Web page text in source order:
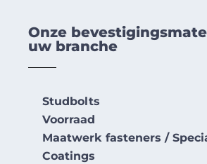
Onze
uw branche
Studbolts
Voorraad
Maatwerk fasteners /
Coatings